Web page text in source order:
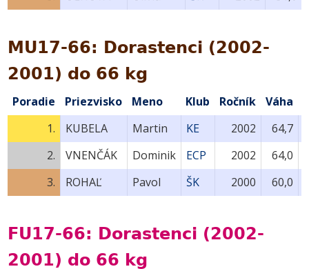
MU17-66: Dorastenci (2002-
2001) do 66 kg
Poradie Priezvisko Meno Klub Ročník Váha
1.
KUBELA Martin KE 2002
64,7
2.
VNENČÁK Dominik ECP 2002
64,0
3.
ROHAĽ Pavol ŠK 2000 60,0
FU17-66: Dorastenci (2002-
2001) do 66 kg